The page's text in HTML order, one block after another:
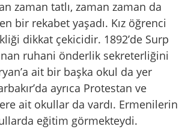
zaman tatlı, zaman zaman da
bir rekabet yaşadı. Kız öğrenci
dikkat çekicidir. 1892’de Surp
ruhani önderlik sekreterliğini
ait bir başka okul da yer
ayrıca Protestan ve
ait okullar da vardı. Ermenilerin
eğitim görmekteydi.